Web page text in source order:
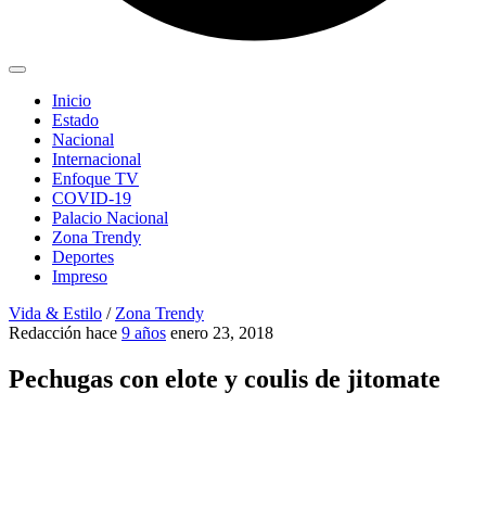
Inicio
Estado
Nacional
Internacional
Enfoque TV
COVID-19
Palacio Nacional
Zona Trendy
Deportes
Impreso
Vida & Estilo /Zona Trendy
Redacción hace 9 años enero 23, 2018
Pechugas con elote y coulis de jitomate